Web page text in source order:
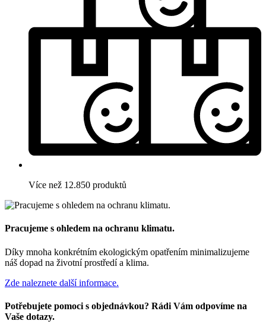
Více než 12.850 produktů
Pracujeme s ohledem na ochranu klimatu.
Díky mnoha konkrétním ekologickým opatřením minimalizujeme
náš dopad na životní prostředí a klima.
Zde naleznete další informace.
Potřebujete pomoci s objednávkou? Rádi Vám odpovíme na
Vaše dotazy.